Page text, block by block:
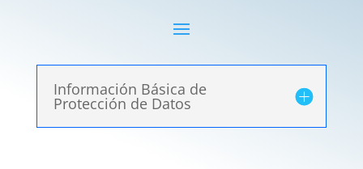
Información Básica de
Protección de Datos